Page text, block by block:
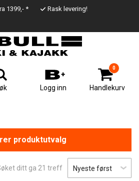
1399,- * Rask levering!
Logg inn Handlekurv
0
produktutvalg
ditt ga 21 treff